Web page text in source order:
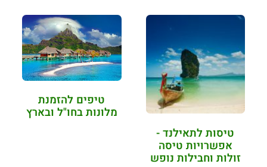
טיסות לתאילנד -
אפשרויות טיסה
זולות וחבילות נופש
טיפים להזמנת
מלונות בחו"ל ובארץ